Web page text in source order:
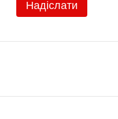
Надіслати